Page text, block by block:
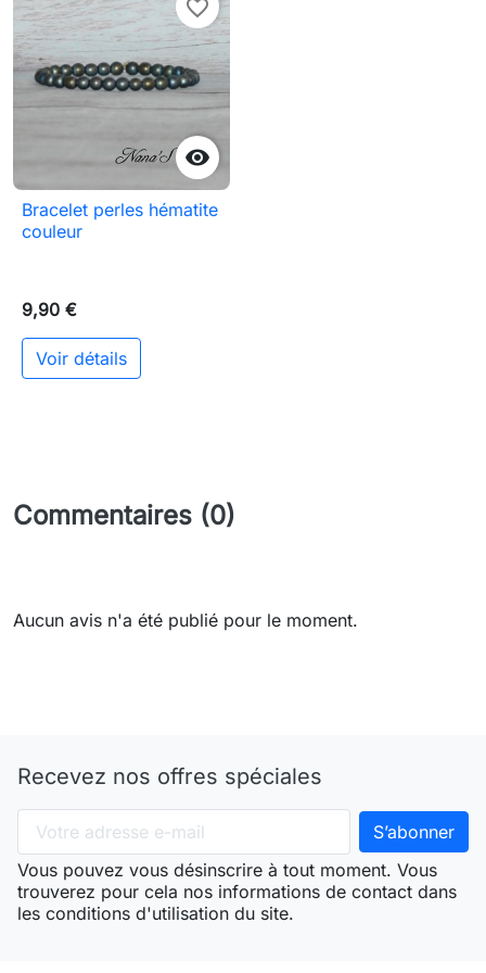

favorite_border
Bracelet perles hématite
couleur
9,90 €
Voir détails
Commentaires (0)
Aucun avis n'a été publié pour le moment.
Recevez nos offres spéciales
Vous pouvez vous désinscrire à tout moment. Vous
trouverez pour cela nos informations de contact dans
les conditions d'utilisation du site.